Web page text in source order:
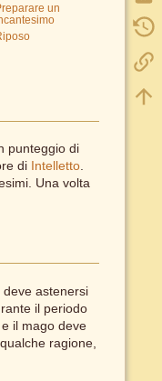
un
punteggio di
di Intelletto.
Una volta
astenersi
il periodo
il mago deve
ragione,